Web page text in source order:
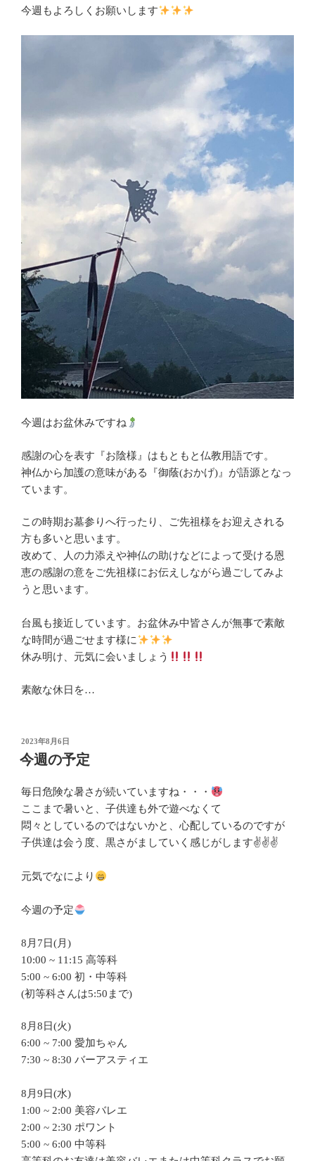
今週もよろしくお願いします
今週はお盆休みですね
感謝の心を表す『お陰様』はもともと仏教用語です。
神仏から加護の意味がある『御蔭(おかげ)』が語源となっ
ています。
この時期お墓参りへ行ったり、ご先祖様をお迎えされる
方も多いと思います。
改めて、人の力添えや神仏の助けなどによって受ける恩
恵の感謝の意をご先祖様にお伝えしながら過ごしてみよ
うと思います。
台風も接近しています。お盆休み中皆さんが無事で素敵
な時間が過ごせます様に
休み明け、元気に会いましょう
素敵な休日を…
投
稿
日:
2023年8月6日
今週の予定
毎日危険な暑さが続いていますね・・・
ここまで暑いと、子供達も外で遊べなくて
悶々としているのではないかと、心配しているのですが
子供達は会う度、黒さがましていく感じがします✌️✌️✌️
元気でなにより
今週の予定
8月7日(月)
10:00 ~ 11:15 高等科
5:00 ~ 6:00 初・中等科
(初等科さんは5:50まで)
8月8日(火)
6:00 ~ 7:00 愛加ちゃん
7:30 ~ 8:30 バーアスティエ
8月9日(水)
1:00 ~ 2:00 美容バレエ
2:00 ~ 2:30 ポワント
5:00 ~ 6:00 中等科